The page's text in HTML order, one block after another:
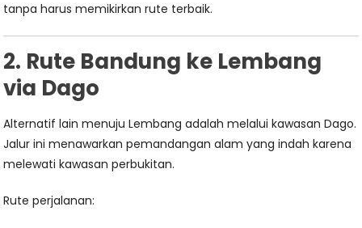
tanpa harus memikirkan rute terbaik.
2. Rute Bandung ke Lembang
via Dago
Alternatif lain menuju Lembang adalah melalui kawasan Dago.
Jalur ini menawarkan pemandangan alam yang indah karena
melewati kawasan perbukitan.
Rute perjalanan: